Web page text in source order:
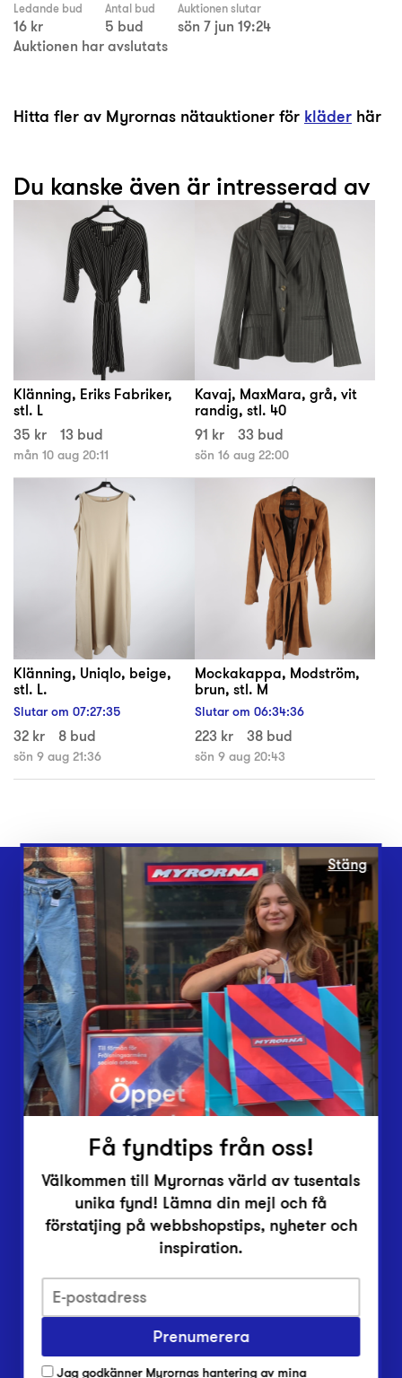
Ledande bud
16 kr
Antal bud
5 bud
Auktionen slutar
sön 7 jun 19:24
Auktionen har avslutats
Hitta fler av Myrornas nätauktioner för kläder här
Du kanske även är intresserad av
Klänning, Eriks Fabriker,
stl. L
35 kr
13 bud
mån 10 aug 20:11
Kavaj, MaxMara, grå, vit
randig, stl. 40
91 kr
33 bud
sön 16 aug 22:00
Klänning, Uniqlo, beige,
stl. L.
Slutar om 07:27:35
32 kr 8 bud
sön 9 aug 21:36
Mockakappa, Modström,
brun, stl. M
Slutar om 06:34:36
223 kr 38 bud
sön 9 aug 20:43
Webbshop
Butiker
Lämna in
Vårt överskott
Inlämningsplatser
Om Myrorna
Lediga jobb
Pressrum
Integritetsskyddspolicy
Har du frågor om onlineköp, leverans eller retur?
Stäng
Få fyndtips från oss!
Välkommen till Myrornas värld av tusentals
unika fynd! Lämna din mejl och få
förstatjing på webbshopstips, nyheter och
inspiration.
Prenumerera
Jag godkänner Myrornas hantering av mina